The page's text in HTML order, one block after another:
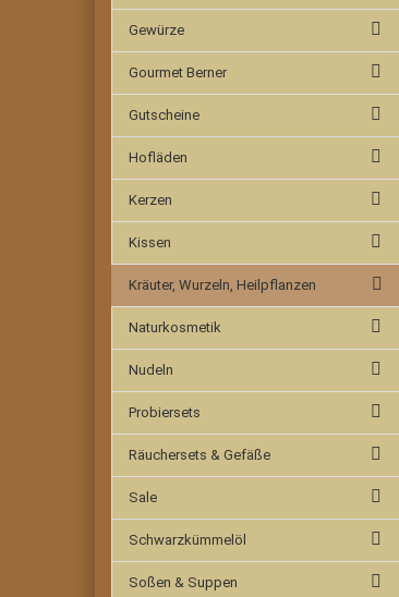
Gewürze
Gourmet Berner
Gutscheine
Hofläden
Kerzen
Kissen
Kräuter, Wurzeln, Heilpflanzen
Naturkosmetik
Nudeln
Probiersets
Räuchersets & Gefäße
Sale
Schwarzkümmelöl
Soßen & Suppen